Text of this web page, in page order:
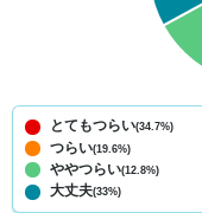
とてもつらい(34.7%)
つらい(19.6%)
ややつらい(12.8%)
大丈夫(33%)